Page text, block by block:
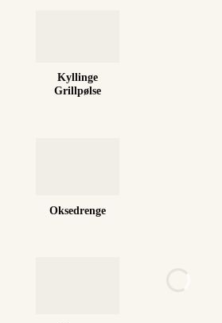
Kyllinge
Grillpølse
Oksedrenge